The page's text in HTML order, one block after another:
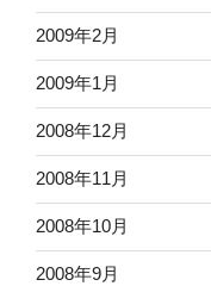
2009年2月
2009年1月
2008年12月
2008年11月
2008年10月
2008年9月